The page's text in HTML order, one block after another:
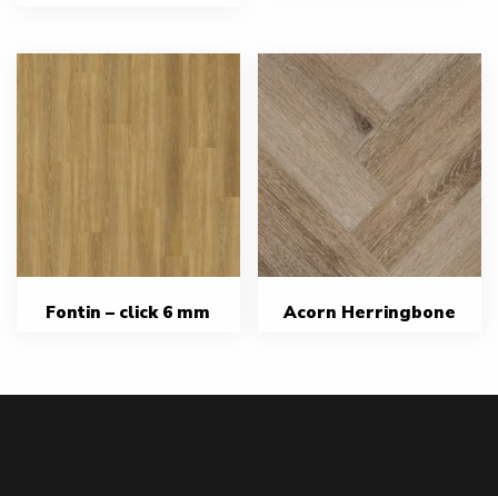
Fontin – click 6 mm Acorn Herringbone